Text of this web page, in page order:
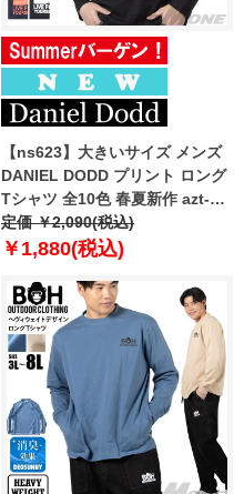
【ns623】大きいサイズ メンズ
DANIEL DODD プリント ロング
Tシャツ 全10色 春夏新作 azt-
2601pt1 【fre】
定価 ￥2,090(税込)
￥1,880(税込)